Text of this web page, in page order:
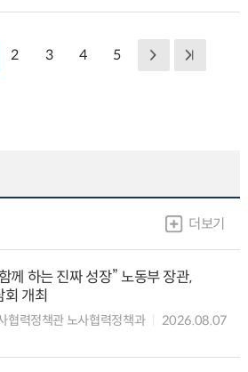
2 3 4 5
더보기
께 하는 진짜 성장” 노동부 장관,
회 개최
협력정책관 노사협력정책과
2026.08.07